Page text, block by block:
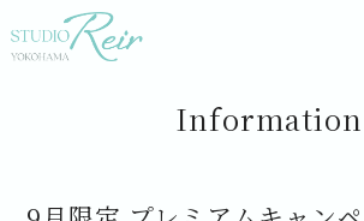
Information